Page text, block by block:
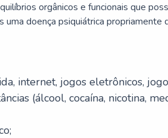
orgânicos e funcionais que
doença psiquiátrica propriamente
internet, jogos eletrônicos,
(álcool, cocaína, nicotina,